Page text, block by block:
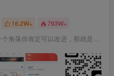
16.2W+ 793W+
这个宇宙中只有一个角落你肯定可以改进，那就是你自己